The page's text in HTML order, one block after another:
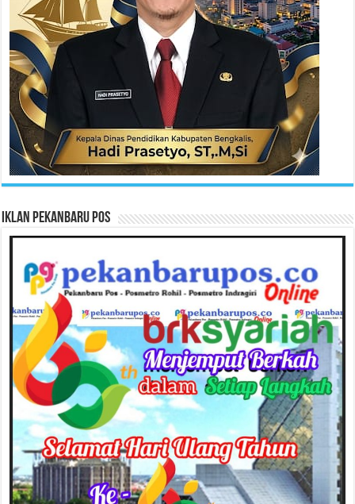
Iklan Pekanbaru Pos